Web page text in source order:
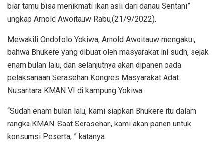
biar tamu bisa menikmati ikan asli dari danau Sentani”
ungkap Arnold Awoitauw Rabu,(21/9/2022).
Mewakili Ondofolo Yokiwa, Arnold Awoitauw mengakui,
bahwa Bhukere yang dibuat oleh masyarakat ini sudh, sejak
enam bulan lalu, dan selanjutnya akan dipanen pada
pelaksanaan Serasehan Kongres Masyarakat Adat
Nusantara KMAN VI di kampung Yokiwa .
“Sudah enam bulan lalu, kami siapkan Bhukere itu dalam
rangka KMAN. Saat Serasehan, kami akan panen untuk
konsumsi Peserta, ” katanya.